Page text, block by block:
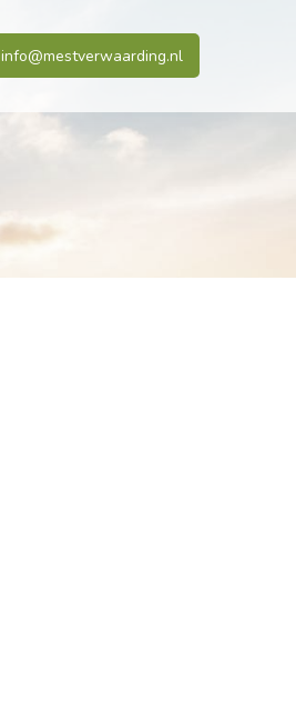
info@mestverwaarding.nl